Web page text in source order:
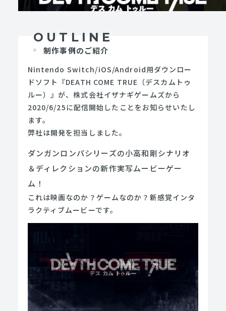
OUTLINE
制作事例のご紹介
Nintendo Switch/iOS/Android用ダウンロー
ドソフト『DEATH COME TRUE（デスカムトゥ
ルー）』が、株式会社イザナギゲームズから
2020/6/25に配信開始したことをお知らせいたし
ます。
弊社は開発を担当しました。
ダンガンロンパシリーズの小高和剛シナリオ
＆ディレクションの新作実写ムービーゲー
ム！
これは映画なのか？ゲームなのか？新感覚インタ
ラクティブムービーです。